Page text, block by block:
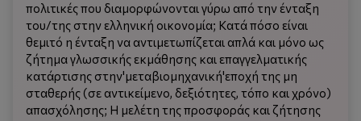
πολιτικές που διαμορφώνονται γύρω από την ένταξη
του/της στην ελληνική οικονομία; Κατά πόσο είναι
θεμιτό η ένταξη να αντιμετωπίζεται απλά και μόνο ως
ζήτημα γλωσσικής εκμάθησης και επαγγελματικής
κατάρτισης στην'μεταβιομηχανική'εποχή της μη
σταθερής (σε αντικείμενο, δεξιότητες, τόπο και χρόνο)
απασχόλησης; Η μελέτη της προσφοράς και ζήτησης